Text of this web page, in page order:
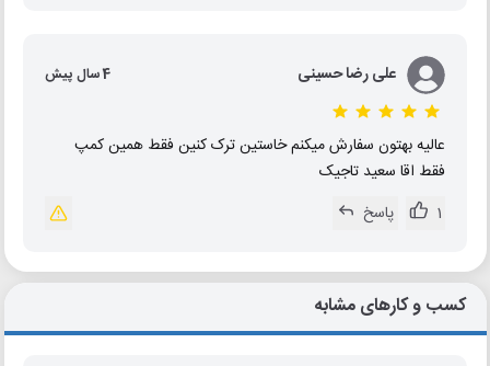
علی رضا حسینی 4 سال پیش
عالیه بهتون سفارش میکنم خاستین ترک کنین فقط همین کمپ
فقط اقا سعید تاجیک
1
پاسخ
کسب و کارهای مشابه